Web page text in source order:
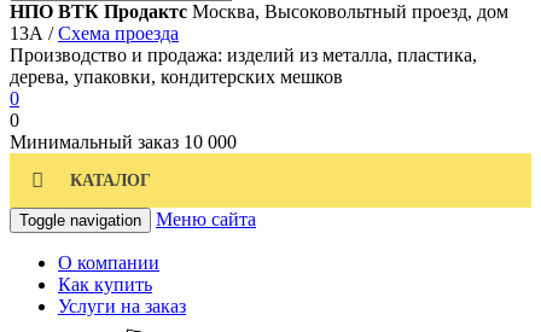
НПО ВТК Продактс Москва, Высоковольтный проезд, дом
13А /Схема проезда
Производство и продажа: изделий из металла, пластика,
дерева, упаковки, кондитерских мешков
0
0
Минимальный заказ 10 000
КАТАЛОГ
Toggle navigation Меню сайта
О компании
Как купить
Услуги на заказ